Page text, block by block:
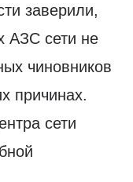
заверили,
АЗС сети не
чиновников
причинах.
сети